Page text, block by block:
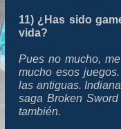
11) ¿Has sido
vida?
Pues no mucho,
mucho esos
las antiguas.
saga Broken
también.